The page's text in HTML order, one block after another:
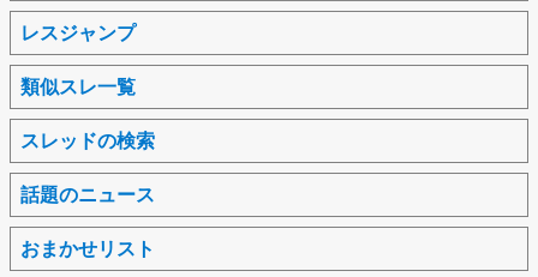
レスジャンプ
類似スレ一覧
スレッドの検索
話題のニュース
おまかせリスト